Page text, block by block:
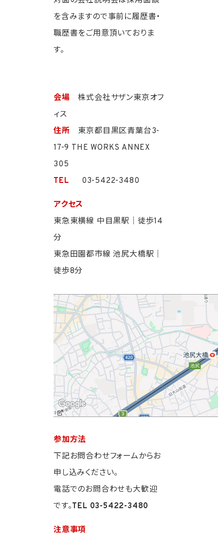
を含みますので事前に履歴書・
職歴書をご用意頂いておりま
す。
会場
株式会社サザン東京オフ
ィス
住所 東京都目黒区青葉台3-
17-9 THE WORKS ANNEX
305
TEL 03-5422-3480
アクセス
東急東横線 中目黒駅｜徒歩14
分
東急田園都市線 池尻大橋駅｜
徒歩8分
参加方法
下記お問合わせフォームからお
申し込みください。
電話でのお問合わせも大歓迎
です。TEL 03-5422-3480
注意事項